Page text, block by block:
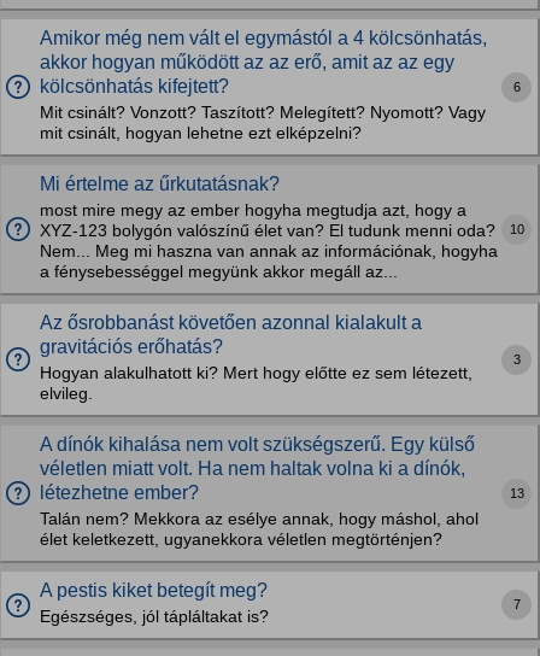
Amikor még nem vált el egymástól a 4 kölcsönhatás,
akkor hogyan működött az az erő, amit az az egy
kölcsönhatás kifejtett?
Mit csinált? Vonzott? Taszított? Melegített? Nyomott? Vagy
mit csinált, hogyan lehetne ezt elképzelni?
6
Mi értelme az űrkutatásnak?
most mire megy az ember hogyha megtudja azt, hogy a
XYZ-123 bolygón valószínű élet van? El tudunk menni oda?
Nem... Meg mi haszna van annak az információnak, hogyha
a fénysebességgel megyünk akkor megáll az...
10
Az ősrobbanást követően azonnal kialakult a
gravitációs erőhatás?
Hogyan alakulhatott ki? Mert hogy előtte ez sem létezett,
elvileg.
3
A dínók kihalása nem volt szükségszerű. Egy külső
véletlen miatt volt. Ha nem haltak volna ki a dínók,
létezhetne ember?
Talán nem? Mekkora az esélye annak, hogy máshol, ahol
élet keletkezett, ugyanekkora véletlen megtörténjen?
13
A pestis kiket betegít meg?
Egészséges, jól tápláltakat is?
7